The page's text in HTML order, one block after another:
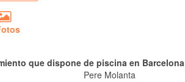
que dispone de piscina en Barcelona
Pere Molanta